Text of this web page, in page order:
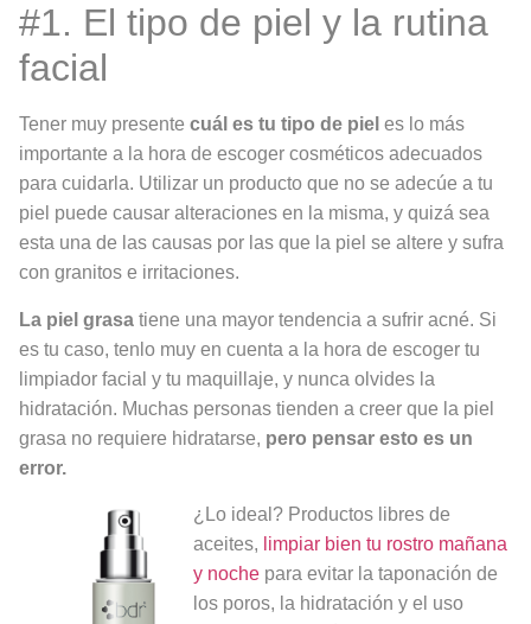
#1. El tipo de piel y la rutina
facial
Tener muy presente cuál es tu tipo de piel es lo más
importante a la hora de escoger cosméticos adecuados
para cuidarla. Utilizar un producto que no se adecúe a tu
piel puede causar alteraciones en la misma, y quizá sea
esta una de las causas por las que la piel se altere y sufra
con granitos e irritaciones.
La piel grasa tiene una mayor tendencia a sufrir acné. Si
es tu caso, tenlo muy en cuenta a la hora de escoger tu
limpiador facial y tu maquillaje, y nunca olvides la
hidratación. Muchas personas tienden a creer que la piel
grasa no requiere hidratarse, pero pensar esto es un
error.
¿Lo ideal? Productos libres de
aceites, limpiar bien tu rostro mañana
y noche para evitar la taponación de
los poros, la hidratación y el uso